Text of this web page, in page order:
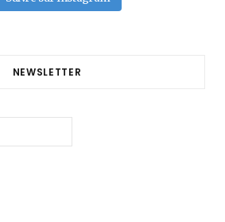
NEWSLETTER